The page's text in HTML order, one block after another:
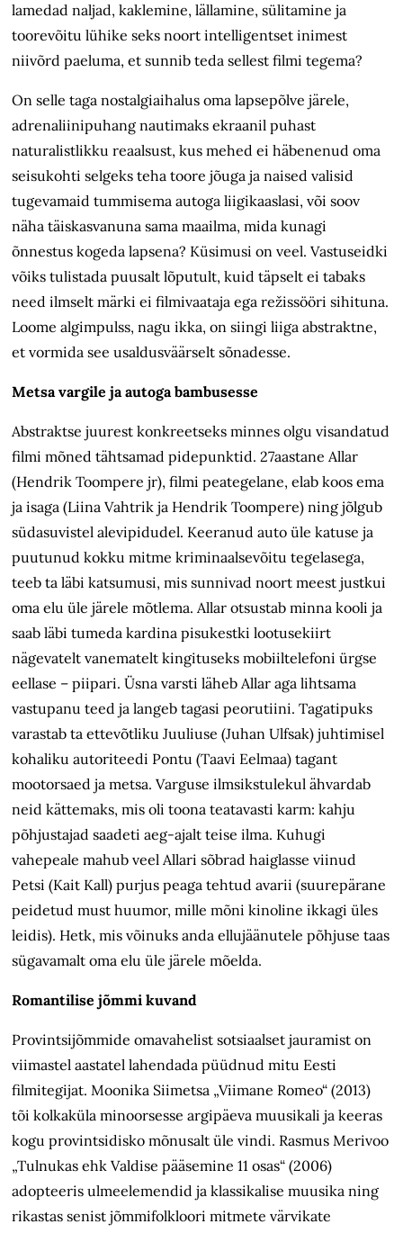
lamedad naljad, kaklemine, lällamine, sülitamine ja
toorevõitu lühike seks noort intelligentset inimest
niivõrd paeluma, et sunnib teda sellest filmi tegema?
On selle taga nostalgiaihalus oma lapsepõlve järele,
adrenaliinipuhang nautimaks ekraanil puhast
naturalistlikku reaalsust, kus mehed ei häbenenud oma
seisukohti selgeks teha toore jõuga ja naised valisid
tugevamaid tummisema autoga liigikaaslasi, või soov
näha täiskasvanuna sama maailma, mida kunagi
õnnestus kogeda lapsena? Küsimusi on veel. Vastuseidki
võiks tulistada puusalt lõputult, kuid täpselt ei tabaks
need ilmselt märki ei filmivaataja ega režissööri sihituna.
Loome algimpulss, nagu ikka, on siingi liiga abstraktne,
et vormida see usaldusväärselt sõnadesse.
Metsa vargile ja autoga bambusesse
Abstraktse juurest konkreetseks minnes olgu visandatud
filmi mõned tähtsamad pidepunktid. 27aastane Allar
(Hendrik Toompere jr), filmi peategelane, elab koos ema
ja isaga (Liina Vahtrik ja Hendrik Toompere) ning jõlgub
südasuvistel alevipidudel. Keeranud auto üle katuse ja
puutunud kokku mitme kriminaalsevõitu tegelasega,
teeb ta läbi katsumusi, mis sunnivad noort meest justkui
oma elu üle järele mõtlema. Allar otsustab minna kooli ja
saab läbi tumeda kardina pisukestki lootusekiirt
nägevatelt vanematelt kingituseks mobiiltelefoni ürgse
eellase – piipari. Üsna varsti läheb Allar aga lihtsama
vastupanu teed ja langeb tagasi peorutiini. Tagatipuks
varastab ta ettevõtliku Juuliuse (Juhan Ulfsak) juhtimisel
kohaliku autoriteedi Pontu (Taavi Eelmaa) tagant
mootorsaed ja metsa. Varguse ilmsikstulekul ähvardab
neid kättemaks, mis oli toona teatavasti karm: kahju
põhjustajad saadeti aeg-ajalt teise ilma. Kuhugi
vahepeale mahub veel Allari sõbrad haiglasse viinud
Petsi (Kait Kall) purjus peaga tehtud avarii (suurepärane
peidetud must huumor, mille mõni kinoline ikkagi üles
leidis). Hetk, mis võinuks anda ellujäänutele põhjuse taas
sügavamalt oma elu üle järele mõelda.
Romantilise jõmmi kuvand
Provintsijõmmide omavahelist sotsiaalset jauramist on
viimastel aastatel lahendada püüdnud mitu Eesti
filmitegijat. Moonika Siimetsa „Viimane Romeo“ (2013)
tõi kolkaküla minoorsesse argipäeva muusikali ja keeras
kogu provintsidisko mõnusalt üle vindi. Rasmus Merivoo
„Tulnukas ehk Valdise pääsemine 11 osas“ (2006)
adopteeris ulme­elemendid ja klassikalise muusika ning
rikastas senist jõmmifolkloori mitmete värvikate